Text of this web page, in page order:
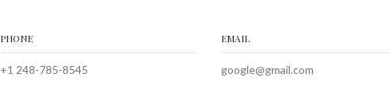
PHONE
+1 248-785-8545
EMAIL
google@gmail.com